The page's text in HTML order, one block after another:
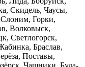
Скидель, Чаусы,
Горки,
Волковыск,
Светлогорск,
Браслав,
Поставы,
Чашники, Буда-